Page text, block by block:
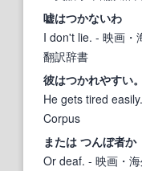
嘘はつかないわ
I don't lie. - 映画・
翻訳辞書
彼はつかれやすい。
He gets tired easily.
Corpus
または つんぼ者か
Or deaf. - 映画・